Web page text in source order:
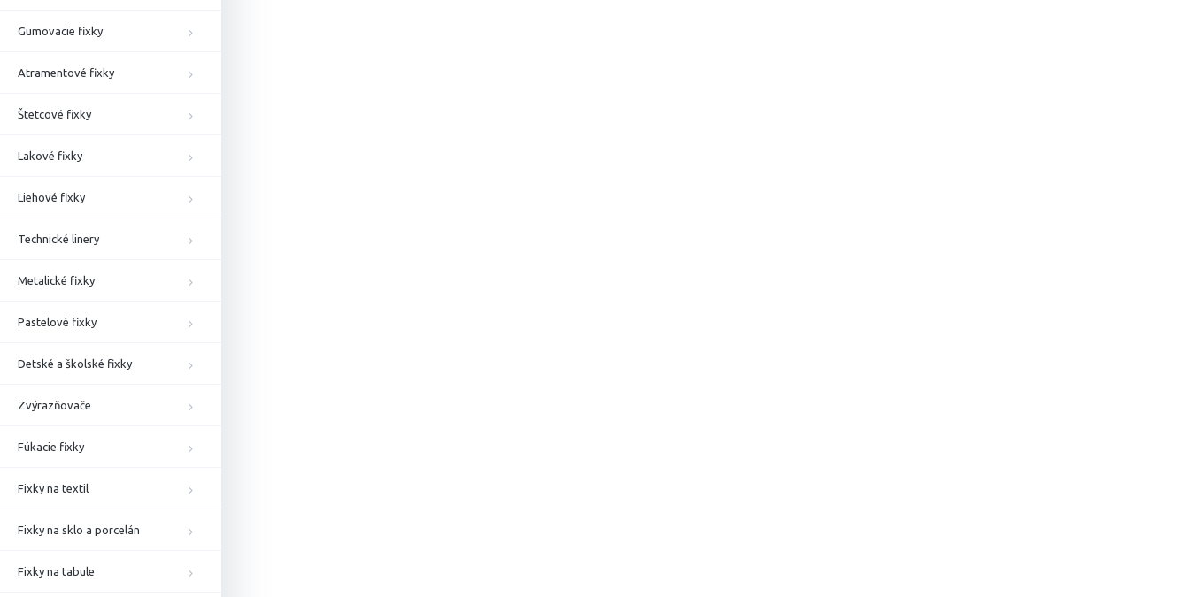
Gumovacie fixky
Atramentové fixky
Štetcové fixky
Lakové fixky
Liehové fixky
Technické linery
Metalické fixky
Pastelové fixky
Detské a školské fixky
Zvýrazňovače
Fúkacie fixky
Fixky na textil
Fixky na sklo a porcelán
Fixky na tabule